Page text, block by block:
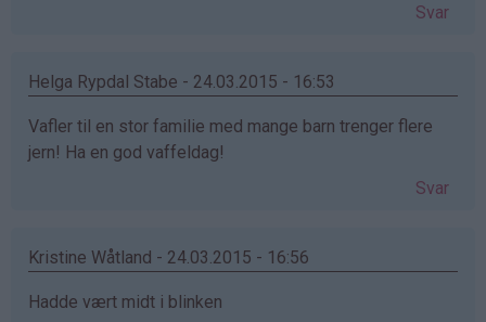
Svar
Helga Rypdal Stabe - 24.03.2015 - 16:53
Vafler til en stor familie med mange barn trenger flere
jern! Ha en god vaffeldag!
Svar
Kristine Wåtland - 24.03.2015 - 16:56
Hadde vært midt i blinken